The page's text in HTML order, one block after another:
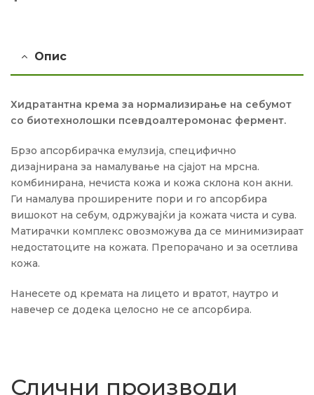
Опис
Хидратантна крема за нормализирање на себумот
со биотехнолошки псевдоалтеромонас фермент.
Брзо апсорбирачка емулзија, специфично
дизајнирана за намалување на сјајот на мрсна.
комбинирана, нечиста кожа и кожа склона кон акни.
Ги намалува проширените пори и го апсорбира
вишокот на себум, одржувајќи ја кожата чиста и сува.
Матирачки комплекс овозможува да се минимизираат
недостатоците на кожата. Препорачано и за осетлива
кожа.
Нанесете од кремата на лицето и вратот, наутро и
навечер се додека целосно не се апсорбира.
Слични производи